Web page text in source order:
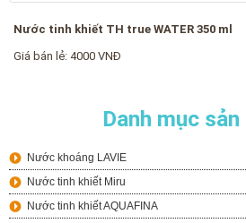
Nước tinh khiết TH true WATER 350 ml
Giá bán lẻ: 4000 VNĐ
Danh mục
Nước khoáng LAVIE
Nước tinh khiết Miru
Nước tinh khiết AQUAFINA